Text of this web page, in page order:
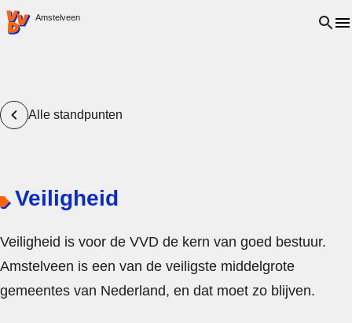
VVD.nl - Ga naar de homepage
Amstelveen Open
Alle standpunten
Veiligheid
Veiligheid is voor de VVD de kern van goed bestuur.
Amstelveen is een van de veiligste middelgrote
gemeentes van Nederland, en dat moet zo blijven.